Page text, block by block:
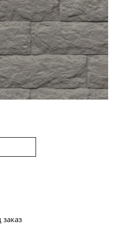
заказ